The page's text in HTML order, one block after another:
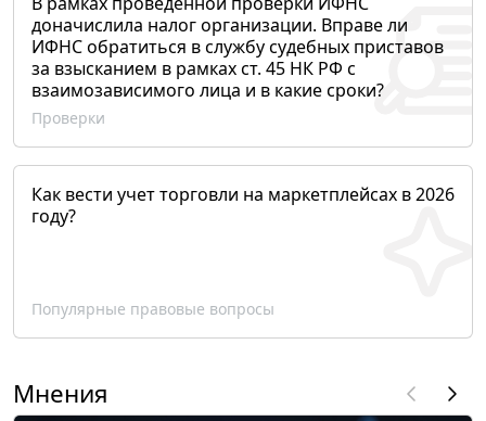
доначислила налог организации. Вправе ли
ИФНС обратиться в службу судебных приставов
за взысканием в рамках ст. 45 НК РФ с
взаимозависимого лица и в какие сроки?
Проверки
Как вести учет торговли на маркетплейсах в 2026
году?
Популярные правовые вопросы
Мнения